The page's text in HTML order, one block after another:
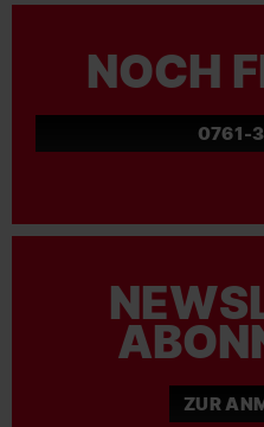
NOCH
0761-
ZUR